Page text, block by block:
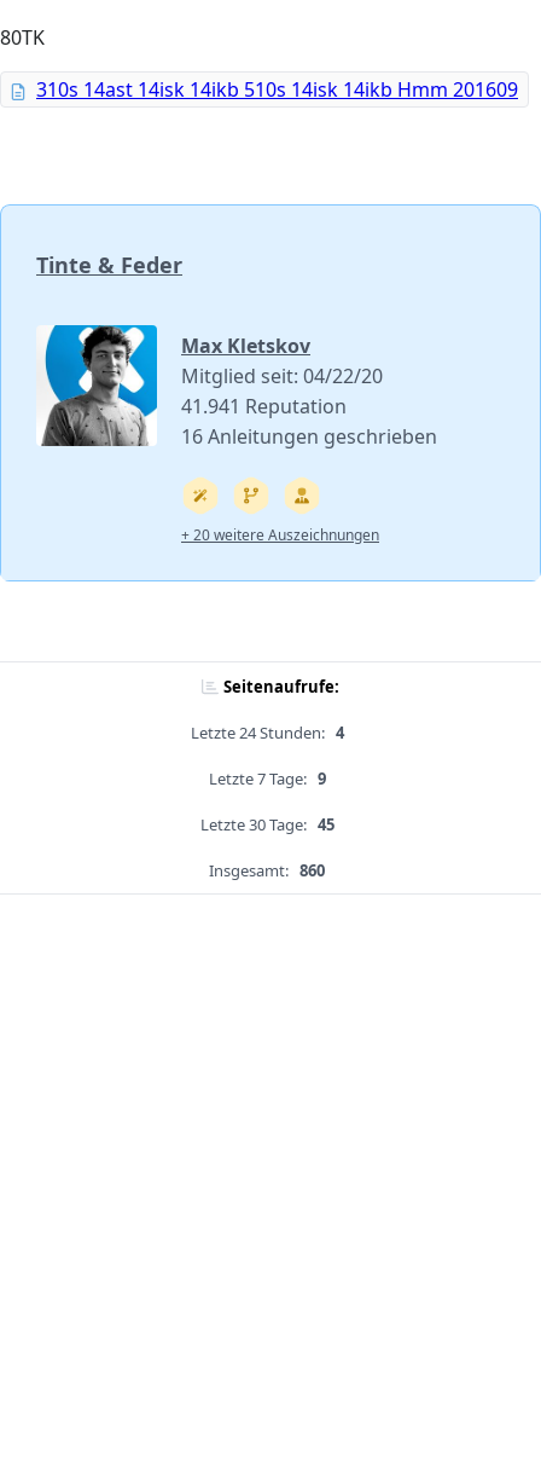
80TK
310s 14ast 14isk 14ikb 510s 14isk 14ikb Hmm 201609
Tinte & Feder
Max Kletskov
Mitglied seit: 04/22/20
41.941 Reputation
16 Anleitungen geschrieben
+ 20 weitere Auszeichnungen
Seitenaufrufe:
Letzte 24 Stunden: 4
Letzte 7 Tage: 9
Letzte 30 Tage: 45
Insgesamt: 860